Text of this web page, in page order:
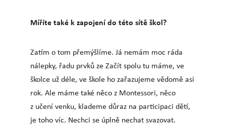
Míříte také k zapojení do této sítě škol?
Zatím o tom přemýšlíme. Já nemám moc ráda
nálepky, řadu prvků ze Začít spolu tu máme, ve
školce už déle, ve škole ho zařazujeme vědomě asi
rok. Ale máme také něco z Montessori, něco
z učení venku, klademe důraz na participaci dětí,
je toho víc. Nechci se úplně nechat svazovat.